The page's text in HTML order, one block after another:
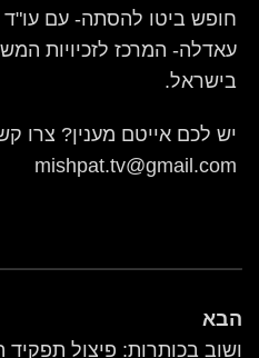
חופש ביטו להסתה- עם עו"ד
עאדלה- המרכז לזכיויות
בישראל.
יש לכם אייטם מענין? צרו
mishpat.tv@gmail.com
הבא
ושוב בכותרות: פיצול תפקיד